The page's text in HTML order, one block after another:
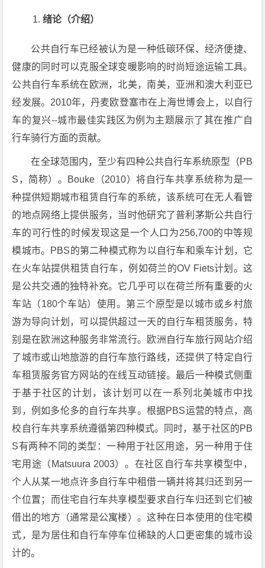
绪论（介绍）
公共自行车已经被认为是一种低碳环保、经济便捷、
健康的同时可以克服全球变暖影响的时尚短途运输工具。
公共自行车系统在欧洲，北美，南美，亚洲和澳大利亚已
经发展。2010年，丹麦欧登塞市在上海世博会上，以自行
车的复兴--城市最佳实践区为例为主题展示了其在推广自
行车骑行方面的贡献。
在全球范围内，至少有四种公共自行车系统原型（PB
S，简称）。Bouke（2010）将自行车共享系统称为是一
种提供短期城市租赁自行车的系统，该系统可在无人看管
的地点网络上提供服务，当时他研究了普利茅斯公共自行
车的可行性的时候发现这是一个人口为256,700的中等规
模城市。PBS的第二种模式称为以自行车和乘车计划，它
在火车站提供租赁自行车，例如荷兰的OV Fiets计划。这
是公共交通的独特补充。它几乎可以在荷兰所有重要的火
车站（180个车站）使用。第三个原型是以城市或乡村旅
游为导向计划，可以提供超过一天的自行车租赁服务，特
别是在欧洲这种服务非常流行。欧洲自行车旅行网站介绍
了城市或山地旅游的自行车旅行路线，还提供了特定自行
车租赁服务官方网站的在线互动链接。最后一种模式侧重
于基于社区的计划，该计划可以在一系列北美城市中找
到，例如多伦多的自行车共享。根据PBS运营的特点，高
校自行车共享系统遵循第四种模式。同时，基于社区的PB
S有两种不同的类型：一种用于社区用途，另一种用于住
宅用途（Matsuura 2003）。在社区自行车共享模型中，
个人从某一地点许多自行车中租借一辆并将其归还到另一
个位置；而住宅自行车共享模型要求自行车归还到它们被
借出的地方（通常是公寓楼）。这种在日本使用的住宅模
式，是为居住和自行车停车位稀缺的人口更密集的城市设
计的。